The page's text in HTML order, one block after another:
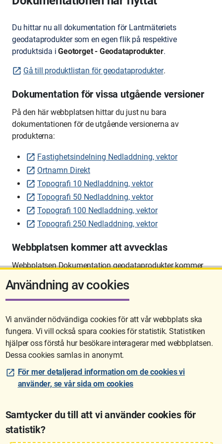
Du hittar nu all dokumentation för Lantmäteriets
geodataprodukter som en egen flik på respektive
produktsida i Geotorget - Geodataprodukter.
Gå till produktlistan för geodataprodukter.
Dokumentation för vissa utgående versioner
På den här webbplatsen hittar du just nu bara
dokumentationen för de utgående versionerna av
produkterna:
Fastighetsindelning Nedladdning, vektor
Ortnamn Direkt
Topografi 10 Nedladdning, vektor
Topografi 50 Nedladdning, vektor
Topografi 100 Nedladdning, vektor
Topografi 250 Nedladdning, vektor
Webbplatsen kommer att avvecklas
Webbplatsen Dokumentation geodataprodukter kommer
att avvecklas på sikt.
Sidan uppdaterades senast: 2026-06-10 12:58
Användning av cookies
Vi använder nödvändiga cookies för att vår webbplats ska
fungera. Vi vill också spara cookies för statistik. Statistiken
hjälper oss förstå hur besökare interagerar med webbplatsen.
Dessa cookies samlas in anonymt.
För mer detaljerad information om de cookies vi
använder, se vår sida om cookies
Samtycker du till att vi använder cookies för
statistik?
Lantmäteriet är den myndighet som kartlägger Sverige. Till våra